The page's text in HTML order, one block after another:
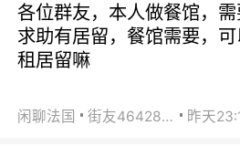
各位群友，本人做餐馆，
求助有居留，餐馆需要，
租居留嘛
闲聊法国 街友46428878 昨天